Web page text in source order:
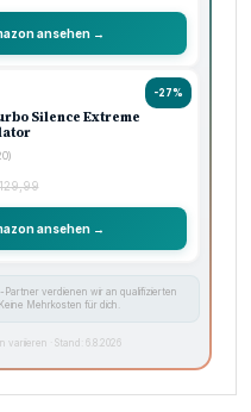
ansehen →
-27%
Silence Extreme
ansehen →
verdienen wir an qualifizierten
Mehrkosten für dich.
variieren · Stand: 6.8.2026